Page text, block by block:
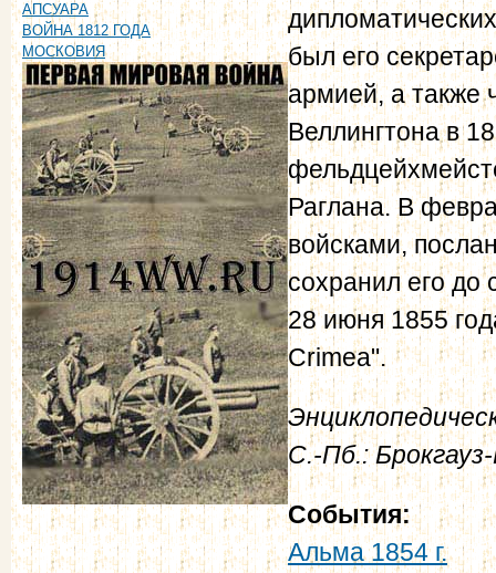
АПСУАРА
ВОЙНА 1812 ГОДА
МОСКОВИЯ
был его
армией, а также
Веллингтона в
Раглана. В
войсками,
сохранил его
28 июня 1855
Crimea".
С.-Пб.:
События:
Альма 1854 г.